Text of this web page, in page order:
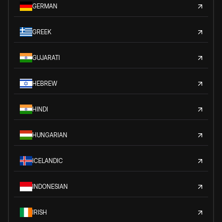
GERMAN
GREEK
GUJARATI
HEBREW
HINDI
HUNGARIAN
ICELANDIC
INDONESIAN
IRISH